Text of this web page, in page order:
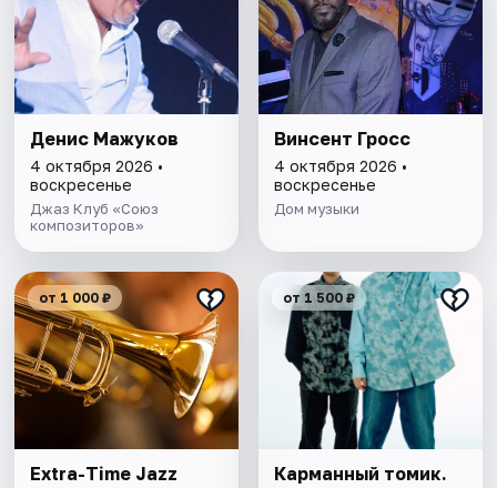
Денис Мажуков
4 октября 2026 •
воскресенье
Джаз Клуб «Союз
композиторов»
Винсент Гросс
4 октября 2026 •
воскресенье
Дом музыки
от 1 000 ₽
Extra-Time Jazz
от 1 500 ₽
Карманный томик.